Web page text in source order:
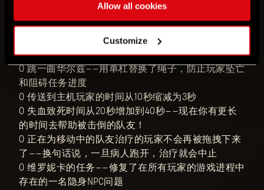
Allow all cookies
Customize
○ 增强了其他玩家的合作模式小部件，包括状态图标
（显示中毒、烧伤等）
○ 在触发过场动画后，玩家不会失去使用大炮攻击的
技能
○ 跳一曲华尔兹——用单杠替换了绳子，防止玩家坠亡
和阻碍任务进度
○ 传送到主机玩家的时间从10秒缩减为3秒
○ 失血致死时间从20秒增加到40秒——现在你有更长
的时间去帮助被击倒的队友！
○ 正在为移动中的队友治疗的玩家不会再被拖拽下来
了——换句话说，一旦病人跑开，治疗就会中止
○ 维罗妮卡的任务——修复了在所有玩家的游戏进程中
存在的一名隐身NPC问题